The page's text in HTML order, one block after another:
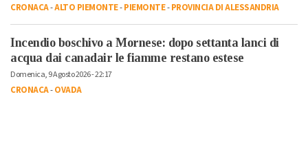
CRONACA-ALTO PIEMONTE-PIEMONTE-PROVINCIA DI ALESSANDRIA
Incendio boschivo a Mornese: dopo settanta lanci di
acqua dai canadair le fiamme restano estese
Domenica, 9 Agosto 2026 - 22:17
CRONACA-OVADA